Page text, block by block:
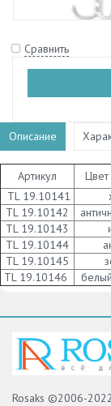
Сравнить
Описание
Артикул Цвет
TL 19.10141
TL 19.10142
TL 19.10143
TL 19.10144
TL 19.10145
TL 19.10146
Rosaks ©2006-2022